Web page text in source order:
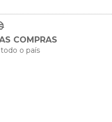
COMPRAS
o país